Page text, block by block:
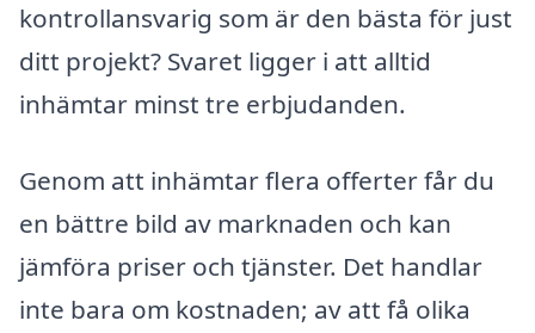
kontrollansvarig som är den bästa för just
ditt projekt? Svaret ligger i att alltid
inhämtar minst tre erbjudanden.
Genom att inhämtar flera offerter får du
en bättre bild av marknaden och kan
jämföra priser och tjänster. Det handlar
inte bara om kostnaden; av att få olika